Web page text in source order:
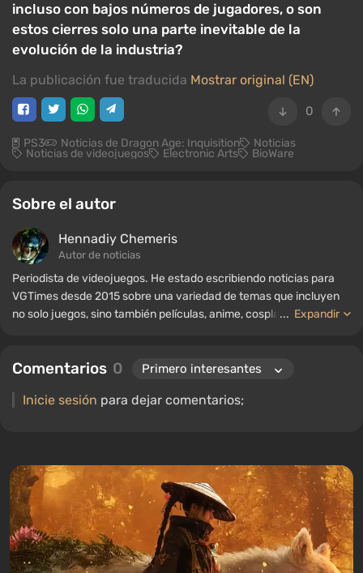
incluso con bajos números de jugadores, o son
estos cierres solo una parte inevitable de la
evolución de la industria?
La publicación fue traducida Mostrar original (EN)
0
PS3 Noticias de Dragon Age: Inquisition Noticias
Noticias de videojuegos Electronic Arts BioWare
Sobre el autor
Hennadiy Chemеris
Autor de noticias
Periodista de videojuegos. He estado escribiendo noticias para
VGTimes desde 2015 sobre una variedad de temas que incluyen
no solo juegos, sino también películas, anime, cosplay, tecnología
compilaciones y otros artículos relacionados con los videojuegos.
carteles, consolas antiguas y más. Tengo un gran interés en los
... Expandir
Comentarios 0
Inicie sesión para dejar comentarios;